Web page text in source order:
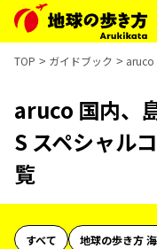
TOP ガイドブック aruco
aruco 国内、
S スペシャル
覧
すべて 地球の歩き方